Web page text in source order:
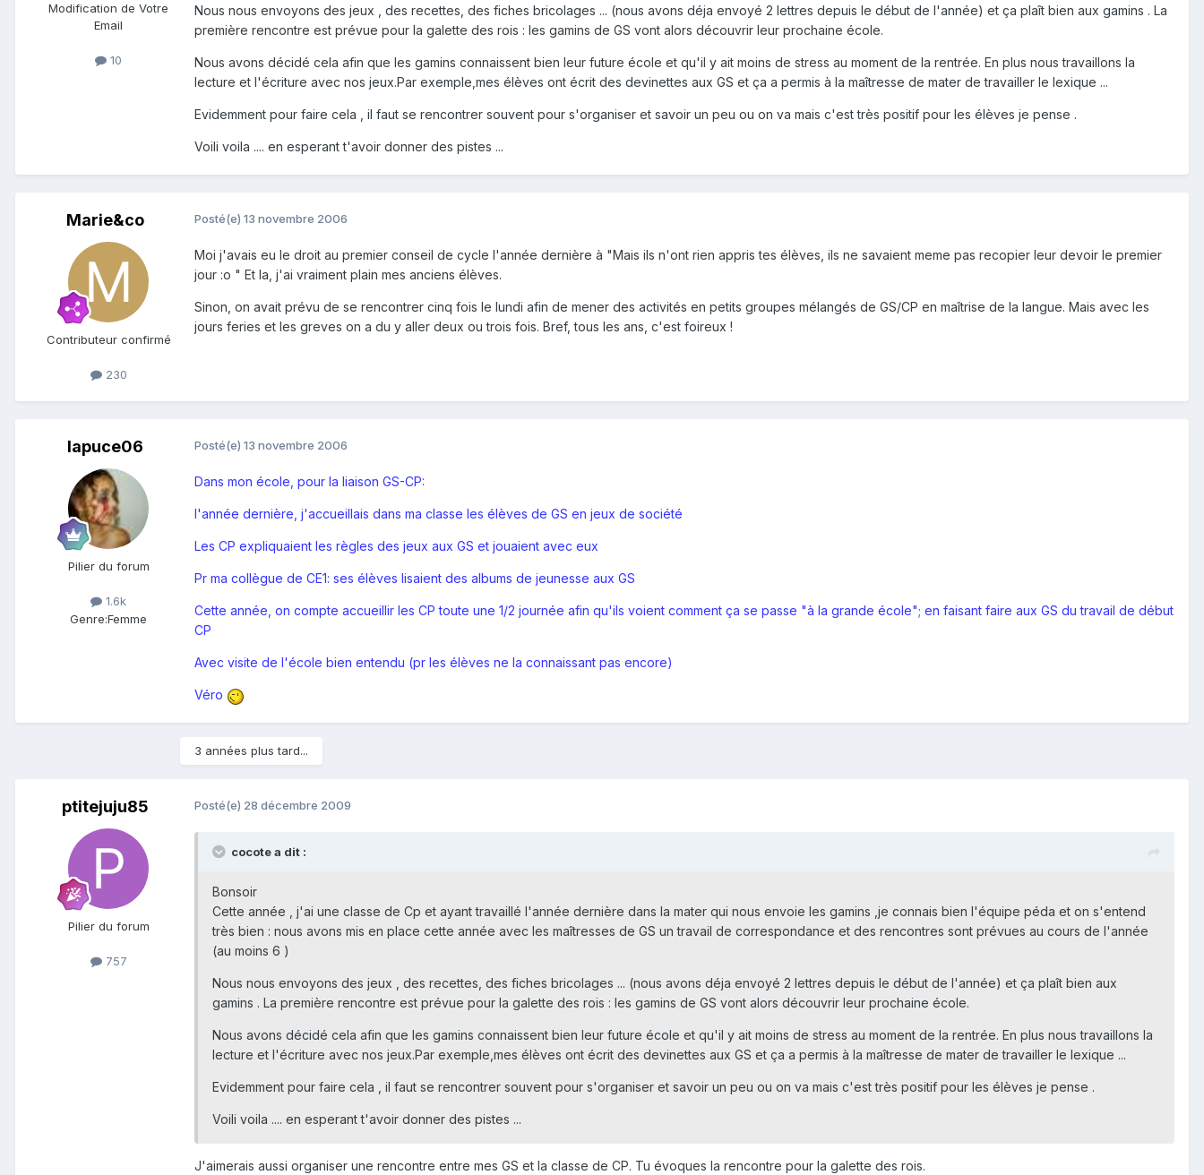
Modification de Votre
Email
10
Nous nous envoyons des jeux , des recettes, des fiches bricolages ... (nous avons déja envoyé 2 lettres depuis le début de l'année) et ça plaît bien aux gamins . La
première rencontre est prévue pour la galette des rois : les gamins de GS vont alors découvrir leur prochaine école.
Nous avons décidé cela afin que les gamins connaissent bien leur future école et qu'il y ait moins de stress au moment de la rentrée. En plus nous travaillons la
lecture et l'écriture avec nos jeux.Par exemple,mes élèves ont écrit des devinettes aux GS et ça a permis à la maîtresse de mater de travailler le lexique ...
Evidemment pour faire cela , il faut se rencontrer souvent pour s'organiser et savoir un peu ou on va mais c'est très positif pour les élèves je pense .
Voili voila .... en esperant t'avoir donner des pistes ...
Marie&co
Contributeur confirmé
230
Posté(e) 13 novembre 2006
Moi j'avais eu le droit au premier conseil de cycle l'année dernière à "Mais ils n'ont rien appris tes élèves, ils ne savaient meme pas recopier leur devoir le premier
jour :o " Et la, j'ai vraiment plain mes anciens élèves.
Sinon, on avait prévu de se rencontrer cinq fois le lundi afin de mener des activités en petits groupes mélangés de GS/CP en maîtrise de la langue. Mais avec les
jours feries et les greves on a du y aller deux ou trois fois. Bref, tous les ans, c'est foireux !
lapuce06
Pilier du forum
1.6k
Genre:Femme
Posté(e) 13 novembre 2006
Dans mon école, pour la liaison GS-CP:
l'année dernière, j'accueillais dans ma classe les élèves de GS en jeux de société
Les CP expliquaient les règles des jeux aux GS et jouaient avec eux
Pr ma collègue de CE1: ses élèves lisaient des albums de jeunesse aux GS
Cette année, on compte accueillir les CP toute une 1/2 journée afin qu'ils voient comment ça se passe "à la grande école"; en faisant faire aux GS du travail de début
CP
Avec visite de l'école bien entendu (pr les élèves ne la connaissant pas encore)
Véro
3 années plus tard...
ptitejuju85
Pilier du forum
757
Posté(e) 28 décembre 2009
cocote a dit :
Bonsoir
Cette année , j'ai une classe de Cp et ayant travaillé l'année dernière dans la mater qui nous envoie les gamins ,je connais bien l'équipe péda et on s'entend
très bien : nous avons mis en place cette année avec les maîtresses de GS un travail de correspondance et des rencontres sont prévues au cours de l'année
(au moins 6 )
Nous nous envoyons des jeux , des recettes, des fiches bricolages ... (nous avons déja envoyé 2 lettres depuis le début de l'année) et ça plaît bien aux
gamins . La première rencontre est prévue pour la galette des rois : les gamins de GS vont alors découvrir leur prochaine école.
Nous avons décidé cela afin que les gamins connaissent bien leur future école et qu'il y ait moins de stress au moment de la rentrée. En plus nous travaillons la
lecture et l'écriture avec nos jeux.Par exemple,mes élèves ont écrit des devinettes aux GS et ça a permis à la maîtresse de mater de travailler le lexique ...
Evidemment pour faire cela , il faut se rencontrer souvent pour s'organiser et savoir un peu ou on va mais c'est très positif pour les élèves je pense .
Voili voila .... en esperant t'avoir donner des pistes ...
J'aimerais aussi organiser une rencontre entre mes GS et la classe de CP. Tu évoques la rencontre pour la galette des rois.